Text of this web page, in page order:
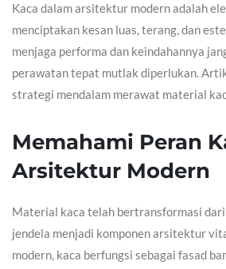
Kaca dalam arsitektur modern adalah
menciptakan kesan luas, terang, dan
menjaga performa dan keindahannya
perawatan tepat mutlak diperlukan.
strategi mendalam merawat material
Memahami Peran
Arsitektur Modern
Material kaca telah bertransformasi
jendela menjadi komponen arsitektur
modern, kaca berfungsi sebagai fasad